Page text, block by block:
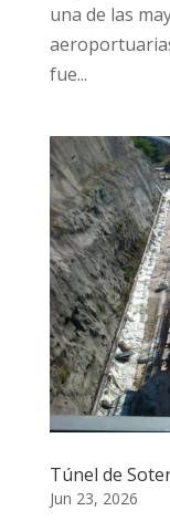
una de las
fue...
Túnel de
Jun 23, 2026